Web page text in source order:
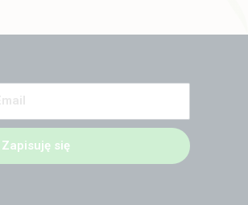
Zapisuję się